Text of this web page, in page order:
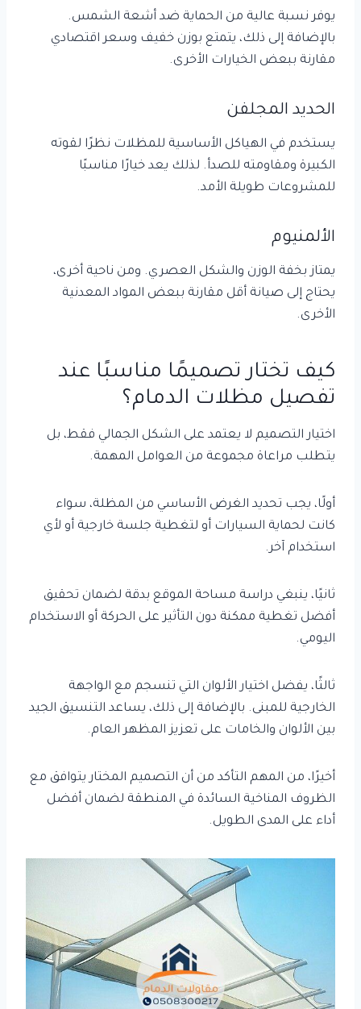
يوفر نسبة عالية من الحماية ضد أشعة الشمس.
بالإضافة إلى ذلك، يتمتع بوزن خفيف وسعر اقتصادي
مقارنة ببعض الخيارات الأخرى.
الحديد المجلفن
يستخدم في الهياكل الأساسية للمظلات نظرًا لقوته
الكبيرة ومقاومته للصدأ. لذلك يعد خيارًا مناسبًا
للمشروعات طويلة الأمد.
الألمنيوم
يمتاز بخفة الوزن والشكل العصري. ومن ناحية أخرى،
يحتاج إلى صيانة أقل مقارنة ببعض المواد المعدنية
الأخرى.
كيف تختار تصميمًا مناسبًا عند
تفصيل مظلات الدمام؟
اختيار التصميم لا يعتمد على الشكل الجمالي فقط، بل
يتطلب مراعاة مجموعة من العوامل المهمة.
أولًا، يجب تحديد الغرض الأساسي من المظلة، سواء
كانت لحماية السيارات أو لتغطية جلسة خارجية أو لأي
استخدام آخر.
ثانيًا، ينبغي دراسة مساحة الموقع بدقة لضمان تحقيق
أفضل تغطية ممكنة دون التأثير على الحركة أو الاستخدام
اليومي.
ثالثًا، يفضل اختيار الألوان التي تنسجم مع الواجهة
الخارجية للمبنى. بالإضافة إلى ذلك، يساعد التنسيق الجيد
بين الألوان والخامات على تعزيز المظهر العام.
أخيرًا، من المهم التأكد من أن التصميم المختار يتوافق مع
الظروف المناخية السائدة في المنطقة لضمان أفضل
أداء على المدى الطويل.